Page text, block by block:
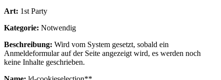
Art: 1st Party
Kategorie: Notwendig
Beschreibung: Wird vom System gesetzt, sobald ein
Anmeldeformular auf der Seite angezeigt wird, es werden noch
keine Inhalte geschrieben.